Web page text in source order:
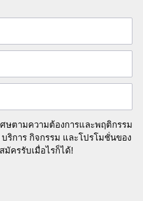
ษตามความต้องการและพฤติกรรม
ริการ กิจกรรม และโปรโมชั่นของ
มัครรับเมื่อไรก็ได้!